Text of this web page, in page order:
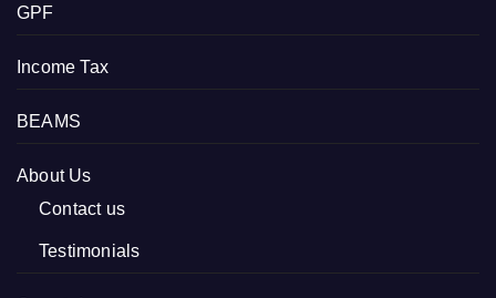
GPF
Income Tax
BEAMS
About Us
Contact us
Testimonials